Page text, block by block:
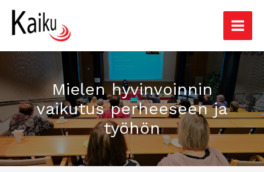
Siirry
sisältöön
Mielen hyvinvoinnin
vaikutus perheeseen ja
työhön